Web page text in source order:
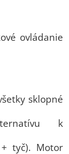
ovládanie
sklopné
k
tyč). Motor